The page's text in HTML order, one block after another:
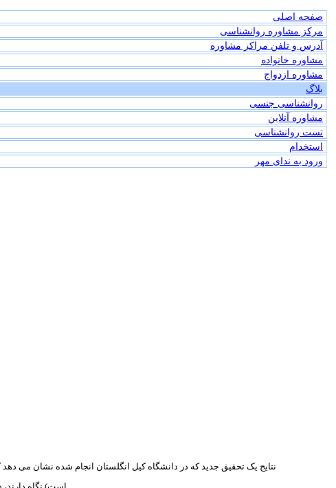
صفحه اصلی
مرکز مشاوره روانشناسی
آدرس و تلفن مراکز مشاوره
مشاوره خانواده
مشاوره ازدواج
بلاگ
روانشناسی جنسی
مشاوره آنلاین
تست روانشناسی
استخدام
ورود به ندای مهر
نتایج یک تحقیق جدید که در دانشگاه كیل انگلستان انجام شده نشان می